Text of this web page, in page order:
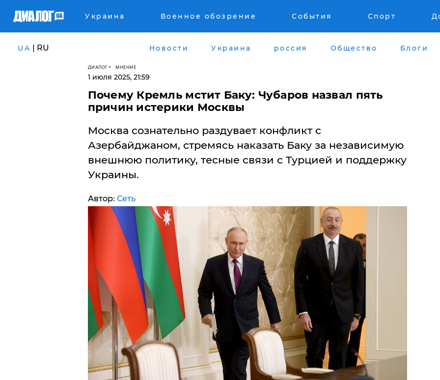
Украина Военное обозрение События Спорт
UA | RU Новости Украина россия Общество Блоги
ДИАЛОГ МНЕНИЕ
1 июля 2025, 21:59
​Почему Кремль мстит Баку: Чубаров назвал пять
причин истерики Москвы
Москва сознательно раздувает конфликт с
Азербайджаном, стремясь наказать Баку за независимую
внешнюю политику, тесные связи с Турцией и поддержку
Украины.
Автор: Сеть